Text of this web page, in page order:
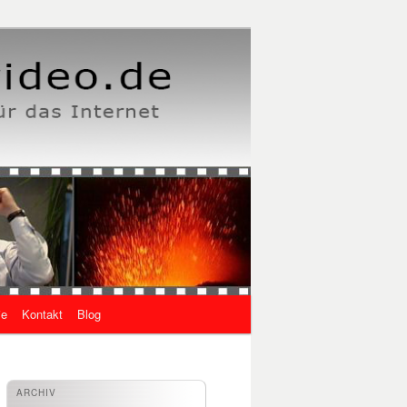
Kontakt Blog
ARCHIV